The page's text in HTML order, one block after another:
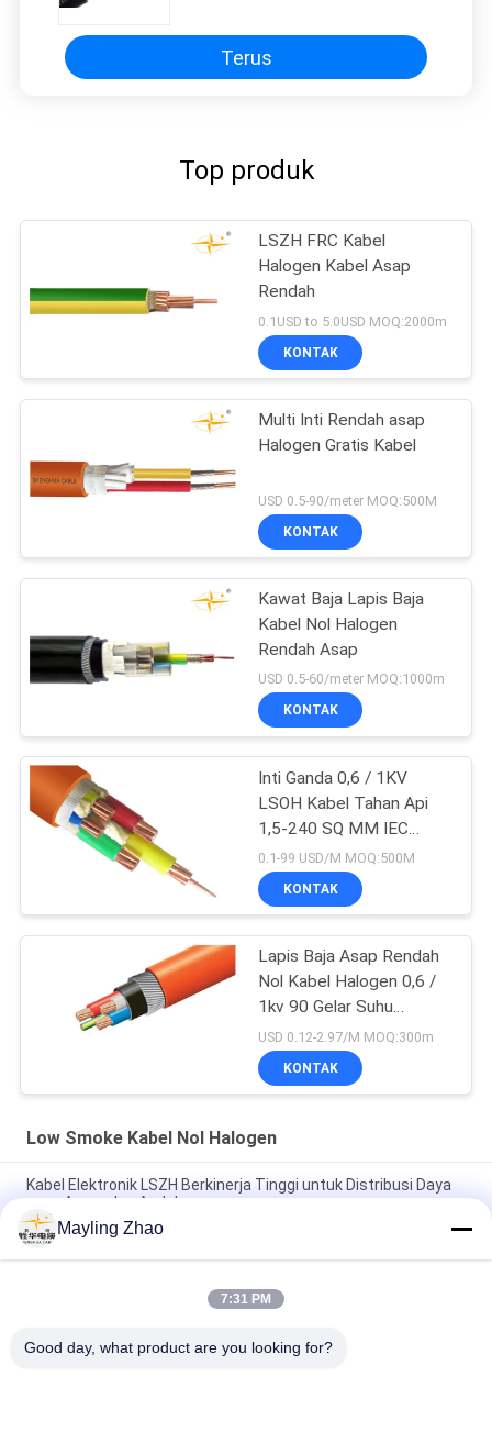
Terus
Top produk
LSZH FRC Kabel
Halogen Kabel Asap
Rendah
0.1USD to 5.0USD MOQ:2000m
KONTAK
Multi Inti Rendah asap
Halogen Gratis Kabel
USD 0.5-90/meter MOQ:500M
KONTAK
Kawat Baja Lapis Baja
Kabel Nol Halogen
Rendah Asap
USD 0.5-60/meter MOQ:1000m
KONTAK
Inti Ganda 0,6 / 1KV
LSOH Kabel Tahan Api
1,5-240 SQ MM IEC
60332
0.1-99 USD/M MOQ:500M
KONTAK
Lapis Baja Asap Rendah
Nol Kabel Halogen 0,6 /
1kv 90 Gelar Suhu
Operasi
USD 0.12-2.97/M MOQ:300m
KONTAK
Low Smoke Kabel Nol Halogen
Kabel Elektronik LSZH Berkinerja Tinggi untuk Distribusi Daya
yang Aman dan Andal
Kabel listrik shenghua Steel Tape Armored Low Smoke Zero
Halogen Kabel 1.5mm2 - 800mm2 Eco Friendly
Kabel daya shan Household LSZH PVC Insulated Power Cable,
Mayling Zhao
7:31 PM
Good day, what product are you looking for?